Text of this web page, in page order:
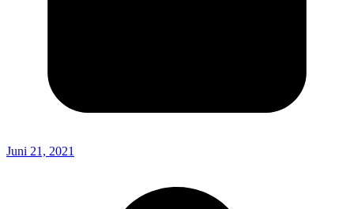
Juni 21, 2021